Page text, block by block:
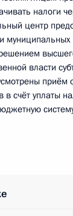
налоги
центр
муниципальных
власти
приём
в счёт уплаты